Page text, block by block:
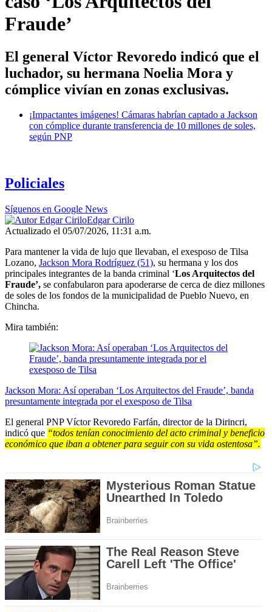
Fraude’
El general Víctor Revoredo indicó que el
luchador, su hermana Noelia Mora y
cómplice vivían en zonas exclusivas.
¡Impactantes imágenes! Cámaras habrían captado a Jackson
con cómplice durante transferencia de 10 millones de soles,
según PNP
Policiales
Síguenos en Google News
Edgar Cirilo
Actualizado el 05/07/2026, 11:31 a.m.
Para mantener la vida de lujo que llevaban, el exesposo de Tilsa
Lozano, Jackson Mora Rodríguez (51), su hermana y los dos
principales integrantes de la banda criminal ‘Los Arquitectos del
Fraude’, se confabularon para apoderarse de cerca de diez millones
de soles de los fondos de la municipalidad de Pueblo Nuevo, en
Chincha.
Mira también:
Jackson Mora: Así operaban ‘Los Arquitectos del Fraude’, banda
presuntamente integrada por el exesposo de Tilsa
El general PNP Víctor Revoredo Farfán, director de la Dirincri,
indicó que “todos tenían conocimiento del acto criminal y beneficio
económico que iban a obtener para seguir con su vida ostentosa”.